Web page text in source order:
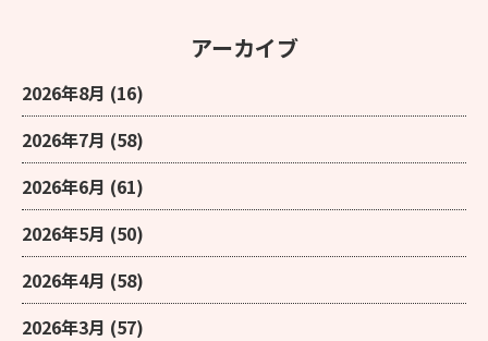
アーカイブ
2026年8月 (16)
2026年7月 (58)
2026年6月 (61)
2026年5月 (50)
2026年4月 (58)
2026年3月 (57)